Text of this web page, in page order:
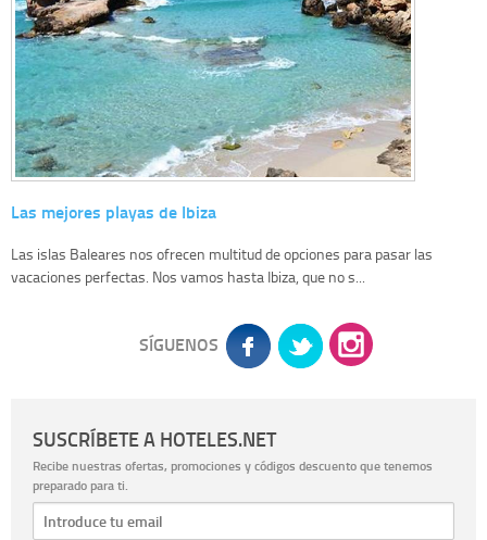
Las mejores playas de Ibiza
Las islas Baleares nos ofrecen multitud de opciones para pasar las
vacaciones perfectas. Nos vamos hasta Ibiza, que no s...
SÍGUENOS
SUSCRÍBETE A HOTELES.NET
Recibe nuestras ofertas, promociones y códigos descuento que tenemos
preparado para ti.